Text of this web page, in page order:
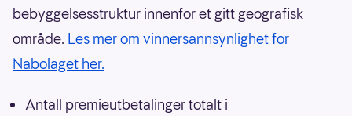
bebyggelsesstruktur innenfor et gitt geografisk
område. Les mer om vinnersannsynlighet for
Nabolaget her.
Antall premieutbetalinger totalt i